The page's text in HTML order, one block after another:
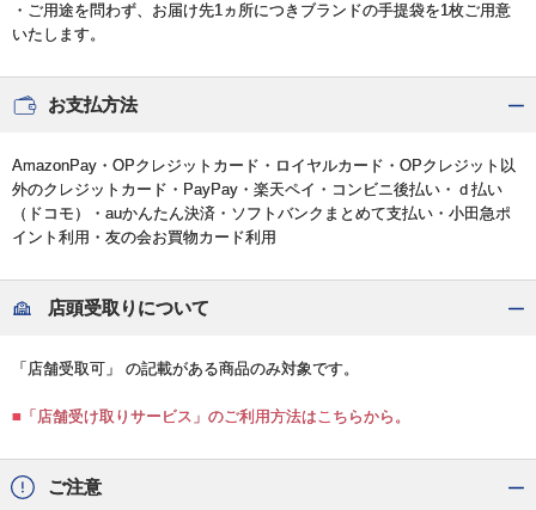
・ご用途を問わず、お届け先1ヵ所につきブランドの手提袋を1枚ご用意
いたします。
お支払方法
AmazonPay・OPクレジットカード・ロイヤルカード・OPクレジット以
外のクレジットカード・PayPay・楽天ペイ・コンビニ後払い・ｄ払い
（ドコモ）・auかんたん決済・ソフトバンクまとめて支払い・小田急ポ
イント利用・友の会お買物カード利用
店頭受取りについて
「店舗受取可」 の記載がある商品のみ対象です。
■「店舗受け取りサービス」のご利用方法はこちらから。
ご注意